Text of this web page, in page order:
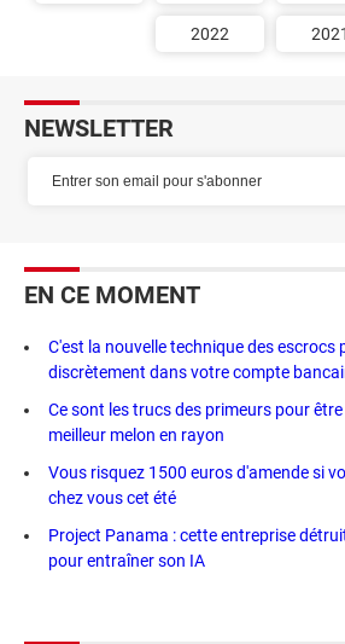
2022 2021
NEWSLETTER
EN CE MOMENT
C'est la nouvelle technique des escrocs
discrètement dans votre compte
Ce sont les trucs des primeurs pour
meilleur melon en rayon
Vous risquez 1500 euros d'amende si
chez vous cet été
Project Panama : cette entreprise
pour entraîner son IA